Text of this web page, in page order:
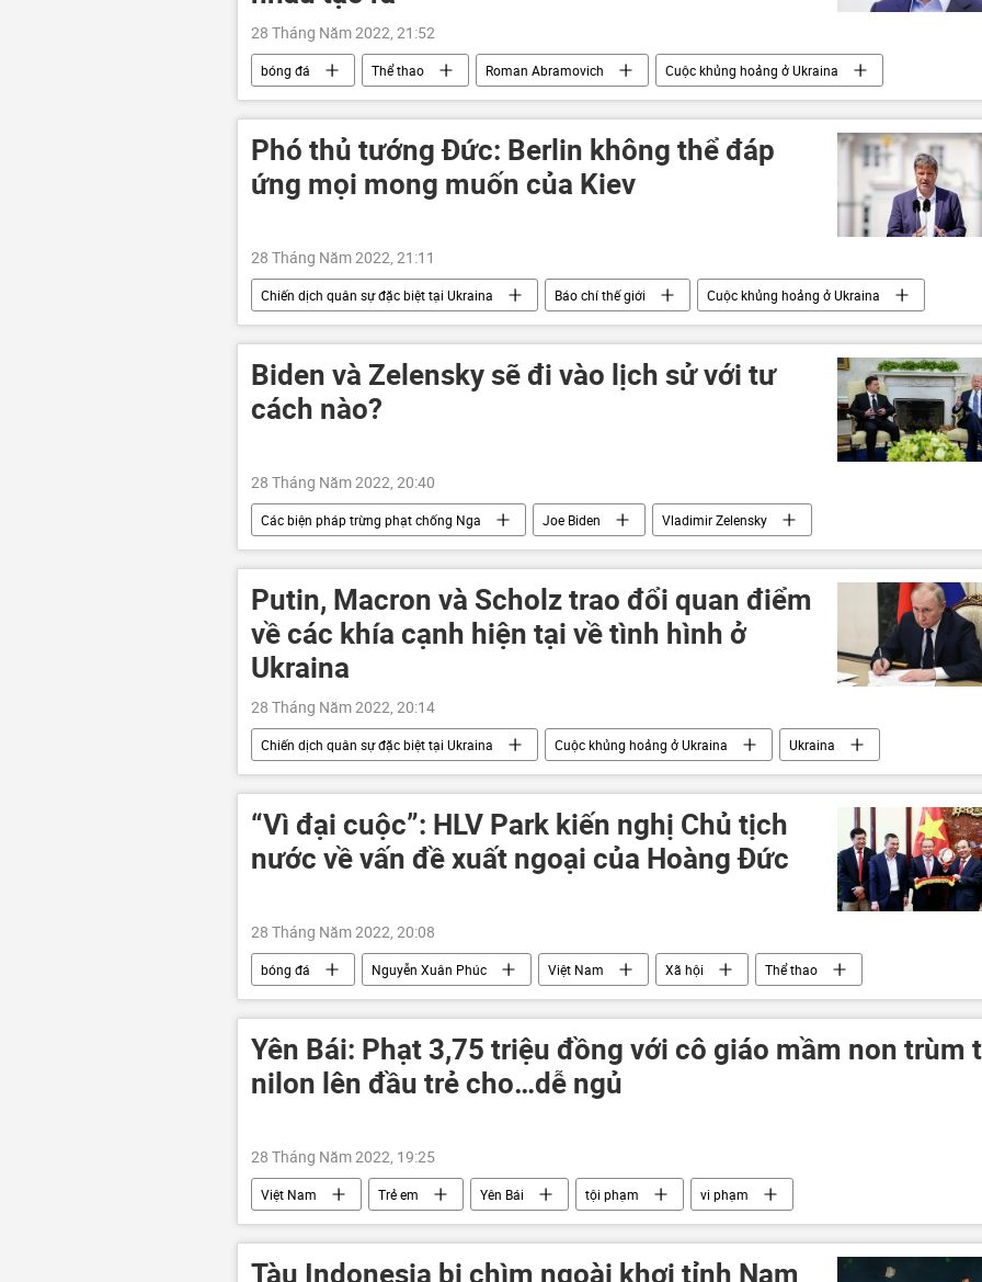
28 Tháng Năm 2022, 21:52
bóng đá Thể thao Roman Abramovich
Cuộc khủng hoảng ở Ukraina
Nga
Phó thủ tướng Đức: Berlin không thể đáp
ứng mọi mong muốn của Kiev
28 Tháng Năm 2022, 21:11
Chiến dịch quân sự đặc biệt tại Ukraina Báo chí thế giới
Cuộc khủng hoảng ở Ukraina
Ukraina
Đức Thế giới Nga xung đột viện trợ quân sự
Biden và Zelensky sẽ đi vào lịch sử với tư
cách nào?
28 Tháng Năm 2022, 20:40
Các biện pháp trừng phạt chống Nga Joe Biden
Vladimir Zelensky
Cuộc khủng hoảng ở Ukraina
Nga xung đột
khủng hoảng
Vyacheslav Volodin
Thế giới
Putin, Macron và Scholz trao đổi quan điểm
về các khía cạnh hiện tại về tình hình ở
Ukraina
28 Tháng Năm 2022, 20:14
Chiến dịch quân sự đặc biệt tại Ukraina Cuộc khủng hoảng ở Ukraina
Ukraina
Vladimir Putin
Đức Pháp Emmanuel Macron
Chính trị
Điện Kremlin
“Vì đại cuộc”: HLV Park kiến nghị Chủ tịch
nước về vấn đề xuất ngoại của Hoàng Đức
28 Tháng Năm 2022, 20:08
bóng đá Nguyễn Xuân Phúc Việt Nam Xã hội
Thể thao
Park Hang-seo
Yên Bái: Phạt 3,75 triệu đồng với cô giáo mầm non trùm
nilon lên đầu trẻ cho…dễ ngủ
28 Tháng Năm 2022, 19:25
Việt Nam Trẻ em Yên Bái tội phạm vi phạm
Tàu Indonesia bị chìm ngoài khơi tỉnh Nam